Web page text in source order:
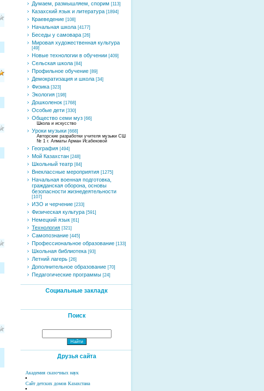
Думаем, размышляем, спорим [113]
Казахский язык и литература [1894]
Краеведение [108]
Начальная школа [4177]
Беседы у самовара [26]
Мировая художественная культура
[49]
Новые технологии в обучении [409]
Сельская школа [84]
Профильное обучение [89]
Демократизация и школа [34]
Физика [323]
Экология [198]
Дошколенок [1768]
Особые дети [330]
Общество семи муз [66]
Школа и искусство
Уроки музыки [668]
Авторские разработки учителя музыки СШ
№ 1 г. Алматы Арман Исабековой
География [494]
Мой Казахстан [248]
Школьный театр [84]
Внеклассные мероприятия [1275]
Начальная военная подготовка,
гражданская оборона, основы
безопасности жизнедеятельности
[107]
ИЗО и черчение [233]
Физическая культура [591]
Немецкий язык [61]
Технология [321]
Самопознание [445]
Профессиональное образование [133]
Школьная библиотека [93]
Летний лагерь [26]
Дополнительное образование [70]
Педагогические программы [24]
Социальные закладк
Поиск
Друзья сайта
Академия сказочных наук
Сайт детских домов Казахстана